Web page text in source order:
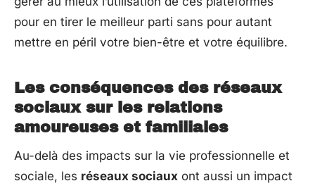
pour en tirer le meilleur parti sans pour autant
mettre en péril votre bien-être et votre équilibre.
Les conséquences des réseaux
sociaux sur les relations
amoureuses et familiales
Au-delà des impacts sur la vie professionnelle et
sociale, les réseaux sociaux ont aussi un impact